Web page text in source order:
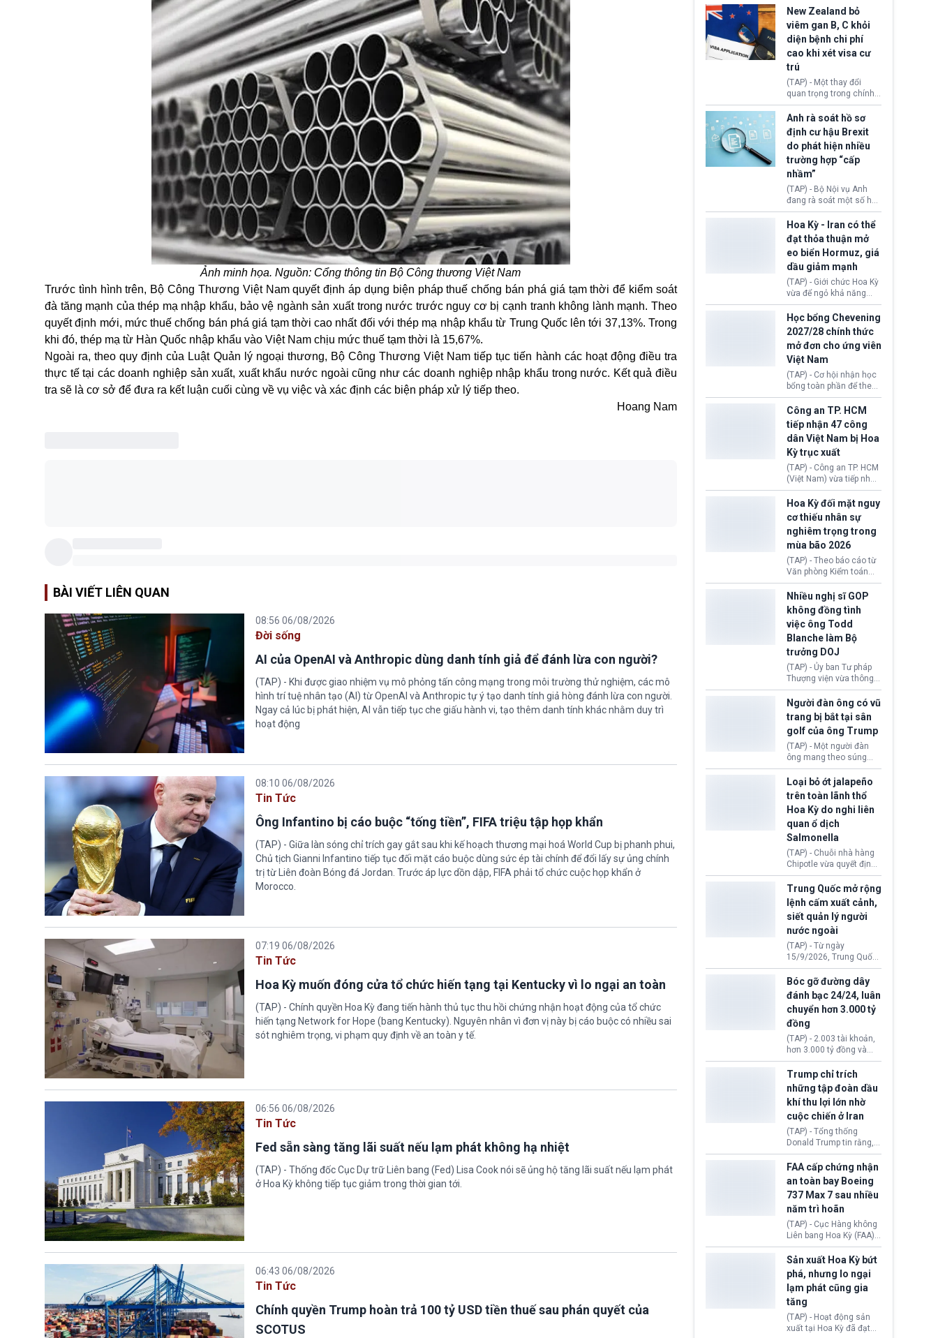
Ảnh minh họa. Nguồn: Cổng thông tin Bộ Công thương Việt Nam
Trước tình hình trên, Bộ Công Thương Việt Nam quyết định áp dụng biện pháp thuế chống bán phá giá tạm thời để kiểm soát
đà tăng mạnh của thép mạ nhập khẩu, bảo vệ ngành sản xuất trong nước trước nguy cơ bị cạnh tranh không lành mạnh. Theo
quyết định mới, mức thuế chống bán phá giá tạm thời cao nhất đối với thép mạ nhập khẩu từ Trung Quốc lên tới 37,13%. Trong
khi đó, thép mạ từ Hàn Quốc nhập khẩu vào Việt Nam chịu mức thuế tạm thời là 15,67%.
Ngoài ra, theo quy định của Luật Quản lý ngoại thương, Bộ Công Thương Việt Nam tiếp tục tiến hành các hoạt động điều tra
thực tế tại các doanh nghiệp sản xuất, xuất khẩu nước ngoài cũng như các doanh nghiệp nhập khẩu trong nước. Kết quả điều
tra sẽ là cơ sở để đưa ra kết luận cuối cùng về vụ việc và xác định các biện pháp xử lý tiếp theo.
Hoang Nam
BÀI VIẾT LIÊN QUAN
08:56 06/08/2026
Đời sống
AI của OpenAI và Anthropic dùng danh tính giả để đánh lừa con người?
(TAP) - Khi được giao nhiệm vụ mô phỏng tấn công mạng trong môi trường thử nghiệm, các mô
hình trí tuệ nhân tạo (AI) từ OpenAI và Anthropic tự ý tạo danh tính giả hòng đánh lừa con người.
Ngay cả lúc bị phát hiện, AI vẫn tiếp tục che giấu hành vi, tạo thêm danh tính khác nhằm duy trì
hoạt động
08:10 06/08/2026
Tin Tức
Ông Infantino bị cáo buộc “tống tiền”, FIFA triệu tập họp khẩn
(TAP) - Giữa làn sóng chỉ trích gay gắt sau khi kế hoạch thương mại hoá World Cup bị phanh phui,
Chủ tịch Gianni Infantino tiếp tục đối mặt cáo buộc dùng sức ép tài chính để đổi lấy sự ủng chính
trị từ Liên đoàn Bóng đá Jordan. Trước áp lực dồn dập, FIFA phải tổ chức cuộc họp khẩn ở
Morocco.
07:19 06/08/2026
Tin Tức
Hoa Kỳ muốn đóng cửa tổ chức hiến tạng tại Kentucky vì lo ngại an toàn
(TAP) - Chính quyền Hoa Kỳ đang tiến hành thủ tục thu hồi chứng nhận hoạt động của tổ chức
hiến tạng Network for Hope (bang Kentucky). Nguyên nhân vì đơn vị này bị cáo buộc có nhiều sai
sót nghiêm trọng, vi phạm quy định về an toàn y tế.
06:56 06/08/2026
Tin Tức
Fed sẵn sàng tăng lãi suất nếu lạm phát không hạ nhiệt
(TAP) - Thống đốc Cục Dự trữ Liên bang (Fed) Lisa Cook nói sẽ ủng hộ tăng lãi suất nếu lạm phát
ở Hoa Kỳ không tiếp tục giảm trong thời gian tới.
06:43 06/08/2026
Tin Tức
Chính quyền Trump hoàn trả 100 tỷ USD tiền thuế sau phán quyết của
SCOTUS
Tối cao Hoa Kỳ
(SCOTUS) khi tuyên bố,
việc áp thuế diện rộng là
hoàn toàn bất hợp pháp.
của bà Maria Luiza
Ribeiro Viotti - Đại sứ
Brazil tại Washington.
Động thái trên diễn ra
trong bối cảnh tranh
chấp ngoại giao giữa
chính quyền Tổng thống
Donald Trump và chính
phủ cánh tả Tổng thống
da Silva đang leo thang
gay gắt.
New Zealand bỏ
viêm gan B, C khỏi
diện bệnh chi phí
cao khi xét visa cư
trú
(TAP) - Một thay đổi
quan trọng trong chính
sách nhập cư của New
Zealand đang mở ra
thêm cơ hội cho nhiều
người muốn định cư. Từ
nay, người mắc viêm
gan B hoặc viêm gan C
sẽ không còn bị mặc
định không đáp ứng tiêu
chuẩn sức khỏe chỉ vì
chi phí điều trị khi nộp hồ
Anh rà soát hồ sơ
định cư hậu Brexit
do phát hiện nhiều
trường hợp “cấp
nhầm”
(TAP) - Bộ Nội vụ Anh
đang rà soát một số hồ
sơ thuộc Chương trình
Định cư EU (EU
Settlement Scheme -
EUSS) sau khi xác định
có trường hợp được cấp
quy chế cư trú hậu
Brexit “do nhầm lẫn”.
Động thái này làm dấy
lên lo ngại về việc thực
thi Thỏa thuận Rút khỏi
Liên minh châu Âu
(Withdrawal
Agreement).
Hoa Kỳ - Iran có thể
đạt thỏa thuận mở
eo biển Hormuz, giá
dầu giảm mạnh
(TAP) - Giới chức Hoa Kỳ
vừa để ngỏ khả năng
sớm đạt thỏa thuận với
Iran nhằm mở lại eo biển
Hormuz, mở đường cho
việc khôi phục hoạt
động hàng hải. Những
tín hiệu ngoại giao tích
cực này lập tức tác động
đến thị trường năng
lượng, kéo giá dầu thế
giới lùi sâu xuống dưới
mức 80 USD/thùng.
Học bổng Chevening
2027/28 chính thức
mở đơn cho ứng viên
Việt Nam
(TAP) - Cơ hội nhận học
bổng toàn phần để theo
học chương trình thạc sĩ
tại Vương quốc Anh đã
chính thức quay trở lại.
Học bổng Chevening
2027/28 của Chính phủ
Anh vừa mở cổng ứng
tuyển dành riêng ứng
viên Việt Nam, hỗ trợ
toàn bộ chi phí học tập
cùng nhiều quyền lợi
trong suốt một năm
học.
Công an TP. HCM
tiếp nhận 47 công
dân Việt Nam bị Hoa
Kỳ trục xuất
(TAP) - Công an TP. HCM
(Việt Nam) vừa tiếp nhận
47 công dân Việt Nam bị
Hoa Kỳ trục xuất về
nước. Đây là đợt có số
lượng lớn nhất từ đầu
năm 2026 đến nay, phản
ánh xu hướng gia tăng
các trường hợp trục
xuất.
Hoa Kỳ đối mặt nguy
cơ thiếu nhân sự
nghiêm trọng trong
mùa bão 2026
(TAP) - Theo báo cáo từ
Văn phòng Kiểm toán
Chính phủ (GAO), Cơ
quan Quản lý Khẩn cấp
Liên bang (FEMA) thuộc
Bộ An ninh Nội địa Hoa
Kỳ (DHS) đang đối mặt
nguy cơ thiếu hụt lực
lượng trầm trọng. Điều
này cần được đặc biệt
chú ý bởi nếu các siêu
bão đổ bộ Hoa Kỳ ở nửa
lượng ứng phó “mỏng”
có thể làm nghẽn công
tác cứu trợ; dẫn đến hệ
thống ứng phó khẩn cấp
quốc gia quá tải.
Nhiều nghị sĩ GOP
không đồng tình
việc ông Todd
Blanche làm Bộ
trưởng DOJ
(TAP) - Ủy ban Tư pháp
Thượng viện vừa thông
qua đề cử ông Todd
Blanche làm Bộ trưởng
Bộ Tư pháp Hoa Kỳ
(DOJ) sau thời gian dài
ông giữ chức quyền Bộ
trưởng. Mặc dù vậy,
nhiều chính trị gia đảng
Cộng hoà (GOP) vẫn tỏ
ra hoài nghi, thậm chí
tuyên bố sẽ lên tiếng
phản đối khi đề cử này
được đưa ra toàn thể bỏ
phiếu.
Người đàn ông có vũ
trang bị bắt tại sân
golf của ông Trump
(TAP) - Một người đàn
ông mang theo súng
ngắn vừa bị bắt khi đang
chụp ảnh, quay video tại
sân golf Trump National
Golf Club (Quận Los
Angeles, bang
California). Vụ việc xảy
ra ngay trước lúc Tổng
thống Donald Trump tới
thăm địa điểm này.
Loại bỏ ớt jalapeño
trên toàn lãnh thổ
Hoa Kỳ do nghi liên
quan ổ dịch
Salmonella
(TAP) - Chuỗi nhà hàng
Chipotle vừa quyết định
loại bỏ tất cả ớt jalapeño
khỏi những cửa hàng
trên toàn lãnh thổ Hoa
Kỳ. Nguyên nhân do cơ
quan y tế nghi ngờ
nguyên liệu liên quan
đến ổ dịch Salmonella
khiến ít nhất 110 người
mắc bệnh tại bang
Minnesota.
Trung Quốc mở rộng
lệnh cấm xuất cảnh,
siết quản lý người
nước ngoài
(TAP) - Từ ngày
15/9/2026, Trung Quốc
áp dụng quy định mới về
quản lý xuất nhập cảnh.
Một hành vi vi phạm giấy
tờ, xuất nhập cảnh trái
phép hay liên quan kiểm
soát công nghệ có thể
khiến công dân Trung
Quốc đối mặt lệnh cấm
xuất cảnh kéo dài tới 3
năm. Trong khi đó, người
nước ngoài sử dụng giấy
tờ giả có nguy cơ bị từ
chối nhập cảnh hoặc
cấm vào Trung Quốc tới
5 năm.
Bóc gỡ đường dây
đánh bạc 24/24, luân
chuyển hơn 3.000 tỷ
đồng
(TAP) - 2.003 tài khoản,
hơn 3.000 tỷ đồng và
một đường dây đánh
bạc xuyên quốc gia vận
hành 24/24 giờ vừa bị
Công an TP. Hải Phòng
(Việt Nam) bóc gỡ.
Trump chỉ trích
những tập đoàn dầu
khí thu lợi lớn nhờ
cuộc chiến ở Iran
(TAP) - Tổng thống
Donald Trump tin rằng, 2
tập đoàn dầu khí
ExxonMobil và Chevron
đã thu về lợi nhuận quá
lớn nhờ giá dầu tăng
mạnh suốt thời gian Hoa
Kỳ xảy ra xung đột ở
Iran. Trên cơ sở đó, lãnh
đạo Nhà Trắng kêu gọi
các doanh nghiệp cần
giảm giá bán cho người
tiêu dùng.
FAA cấp chứng nhận
an toàn bay Boeing
737 Max 7 sau nhiều
năm trì hoãn
(TAP) - Cục Hàng không
Liên bang Hoa Kỳ (FAA)
vừa chính thức cấp
chứng nhận an toàn bay
cho Boeing 737 Max 7,
mẫu máy bay nhỏ nhất
trong dòng 737 Max
thuộc Boeing
Commercial Airplanes
(Boeing). Động thái này
chính thức khép lại gần
Sản xuất Hoa Kỳ bứt
phá, nhưng lo ngại
lạm phát cũng gia
tăng
(TAP) - Hoạt động sản
xuất tại Hoa Kỳ đã đạt